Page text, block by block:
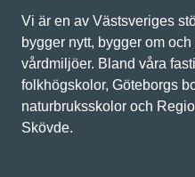
Vi är en av Västsveriges
bygger nytt, bygger om
vårdmiljöer. Bland våra
folkhögskolor, Göteborgs
naturbruksskolor och
Skövde.